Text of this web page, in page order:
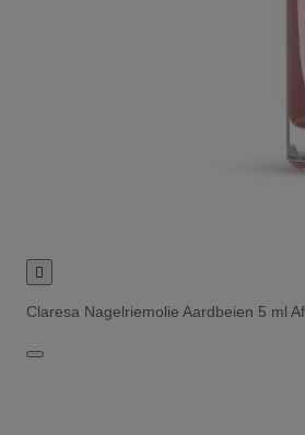

Claresa Nagelriemolie Aardbeien 5 ml